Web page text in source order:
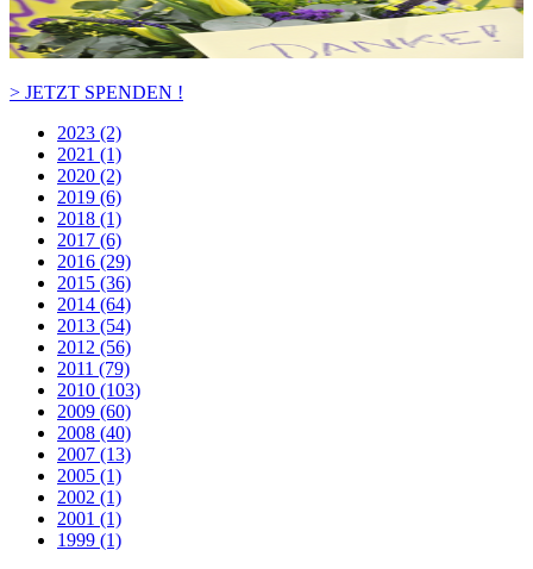
> JETZT SPENDEN !
2023 (2)
2021 (1)
2020 (2)
2019 (6)
2018 (1)
2017 (6)
2016 (29)
2015 (36)
2014 (64)
2013 (54)
2012 (56)
2011 (79)
2010 (103)
2009 (60)
2008 (40)
2007 (13)
2005 (1)
2002 (1)
2001 (1)
1999 (1)